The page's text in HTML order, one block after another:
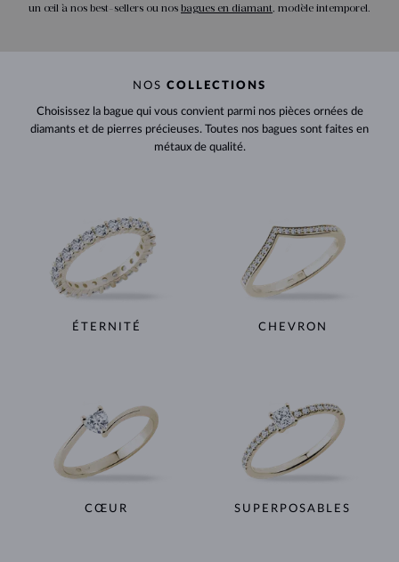
un œil à nos best-sellers ou nos bagues en diamant, modèle intemporel.
NOS COLLECTIONS
Choisissez la bague qui vous convient parmi nos pièces ornées de
diamants et de pierres précieuses. Toutes nos bagues sont faites en
métaux de qualité.
ÉTERNITÉ CHEVRON
CŒUR SUPERPOSABLES